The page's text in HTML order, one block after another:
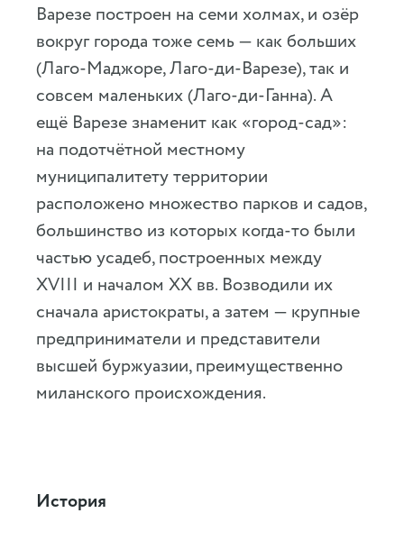
Варезе построен на семи холмах, и озёр
вокруг города тоже семь — как больших
(Лаго-Маджоре, Лаго-ди-Варезе), так и
совсем маленьких (Лаго-ди-Ганна). А
ещё Варезе знаменит как «город-сад»:
на подотчётной местному
муниципалитету территории
расположено множество парков и садов,
большинство из которых когда-то были
частью усадеб, построенных между
XVIII и началом XX вв. Возводили их
сначала аристократы, а затем — крупные
предприниматели и представители
высшей буржуазии, преимущественно
миланского происхождения.
История